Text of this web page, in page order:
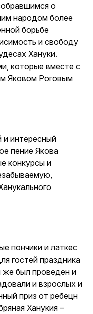
о
народом более
борьбе
и свободу
Хануки.
которые вместе с
Яковом Роговым
и интересный
пение Якова
конкурсы и
пончики и латкес
гостей праздника
же был проведен и
и взрослых и
приз от ребецн
Ханукия –